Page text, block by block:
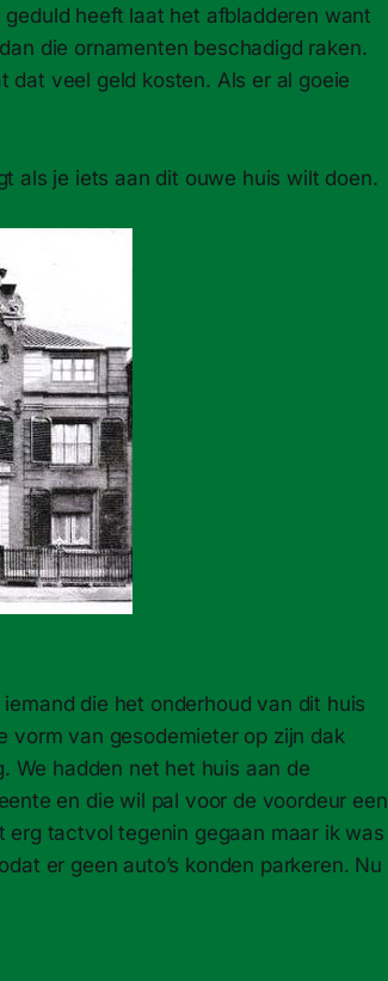
heeft laat het afbladderen want
die ornamenten beschadigd raken.
dat veel geld kosten. Als er al goeie
als je iets aan dit ouwe huis wilt doen.
die het onderhoud van dit huis
vorm van gesodemieter op zijn dak
We hadden net het huis aan de
en die wil pal voor de voordeur een
erg tactvol tegenin gegaan maar ik was
er geen auto’s konden parkeren. Nu